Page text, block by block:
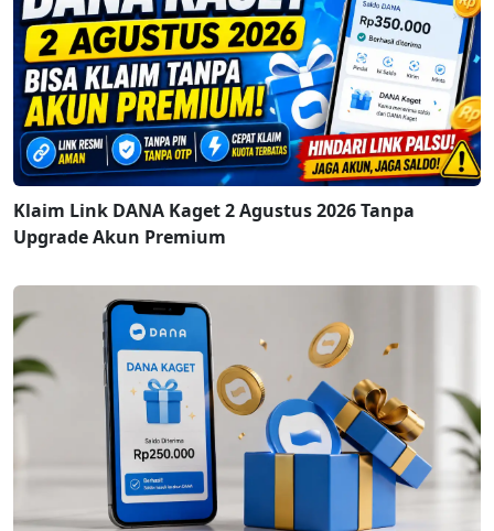
Klaim Link DANA Kaget 2 Agustus 2026 Tanpa
Upgrade Akun Premium